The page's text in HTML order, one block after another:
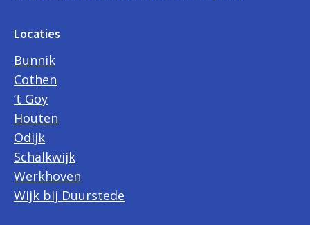
Locaties
Bunnik
Cothen
’t Goy
Houten
Odijk
Schalkwijk
Werkhoven
Wijk bij Duurstede